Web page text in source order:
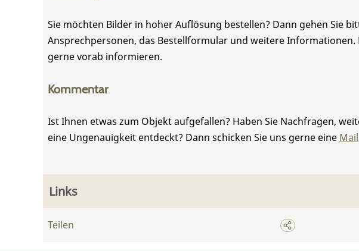
Sie möchten Bilder in hoher Auflösung bestellen? Dann gehen Sie
Ansprechpersonen, das Bestellformular und weitere
gerne vorab informieren.
Kommentar
Ist Ihnen etwas zum Objekt aufgefallen? Haben Sie Nachfragen,
eine Ungenauigkeit entdeckt? Dann schicken Sie uns gerne eine Mail
Links
Teilen